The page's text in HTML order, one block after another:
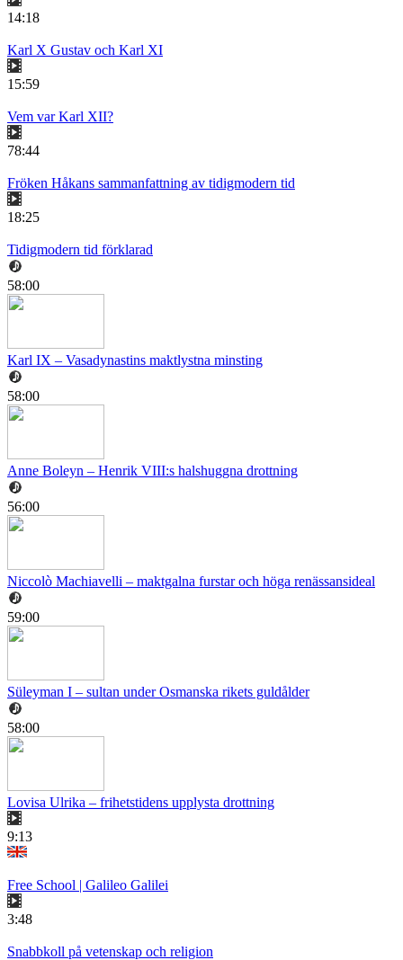
14:18
Karl X Gustav och Karl XI
15:59
Vem var Karl XII?
78:44
Fröken Håkans sammanfattning av tidigmodern tid
18:25
Tidigmodern tid förklarad
58:00
Karl IX – Vasadynastins maktlystna minsting
58:00
Anne Boleyn – Henrik VIII:s halshuggna drottning
56:00
Niccolò Machiavelli – maktgalna furstar och höga renässansideal
59:00
Süleyman I – sultan under Osmanska rikets guldålder
58:00
Lovisa Ulrika – frihetstidens upplysta drottning
9:13
Free School | Galileo Galilei
3:48
Snabbkoll på vetenskap och religion